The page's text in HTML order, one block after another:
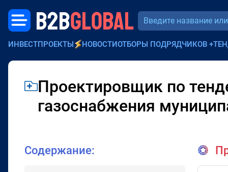
B2BGLOBAL
ИНВЕСТПРОЕКТЫ НОВОСТИОТБОРЫ ПОДРЯДЧИКОВ +
Проектировщик по
газоснабжения
Содержание: